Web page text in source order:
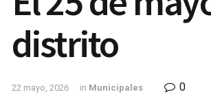
distrito
22 mayo, 2026 in Municipales 0